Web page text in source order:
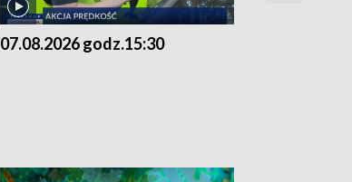
07.08.2026 godz.15:30